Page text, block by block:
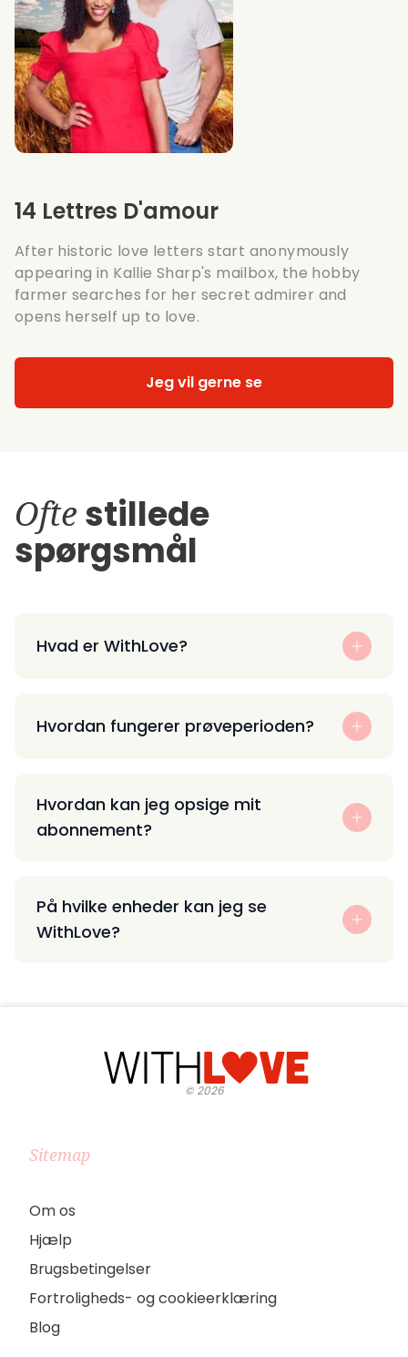
14 Lettres D'amour
After historic love letters start anonymously
appearing in Kallie Sharp's mailbox, the hobby
farmer searches for her secret admirer and
opens herself up to love.
Jeg vil gerne se
Ofte stillede
spørgsmål
Hvad er WithLove?
Hvordan fungerer prøveperioden?
Hvordan kan jeg opsige mit
abonnement?
På hvilke enheder kan jeg se
WithLove?
©2026
Sitemap
Om os
Hjælp
Brugsbetingelser
Fortroligheds- og cookieerklæring
Blog